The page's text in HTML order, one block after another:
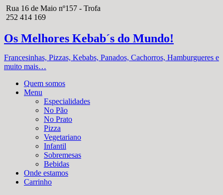
Rua 16 de Maio nº157 - Trofa
252 414 169
Os Melhores Kebab´s do Mundo!
Francesinhas, Pizzas, Kebabs, Panados, Cachorros, Hamburgueres e
muito mais…
Quem somos
Menu
Especialidades
No Pão
No Prato
Pizza
Vegetariano
Infantil
Sobremesas
Bebidas
Onde estamos
Carrinho